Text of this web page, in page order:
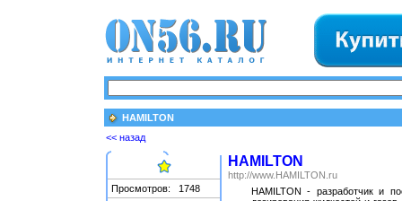
HAMILTON
<< назад
Просмотров:
1748
HAMILTON
http://www.HAMILTON.ru
HAMILTON - разработчик и